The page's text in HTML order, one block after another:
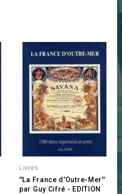
Livres
''La France d'Outre-Mer''
par Guy Cifré - EDITION